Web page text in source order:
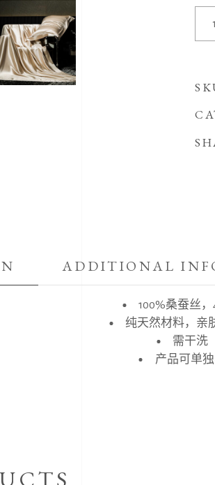
磅
四
ADDITIONAL
100%桑蚕丝
纯天然材料，亲
需干洗
产品可单